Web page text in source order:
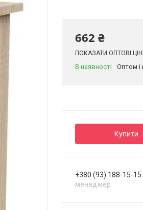
662 ₴
ПОКАЗАТИ ОПТОВІ
В наявності Оптом і
Купити
+380 (93) 188-15-15
менеджер